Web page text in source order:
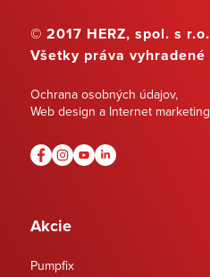
© 2017 HERZ, spol. s r.o.
Všetky práva vyhradené
Ochrana osobných údajov,
Web design a Internet marketing
Akcie
Pumpfix